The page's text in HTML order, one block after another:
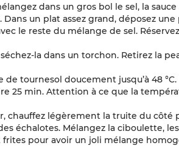
dans un gros bol le sel, la sauce
un plat assez grand, déposez
le reste du mélange de sel.
la dans un torchon. Retirez la
de tournesol doucement jusqu’à 48
25 min. Attention à ce que la
chauffez légèrement la truite du côté
échalotes. Mélangez la ciboulette,
frites pour avoir un joli mélange